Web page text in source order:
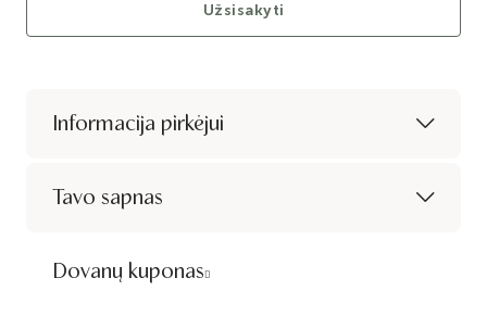
Užsisakyti
Informacija pirkėjui
Tavo sapnas
Dovanų kuponas